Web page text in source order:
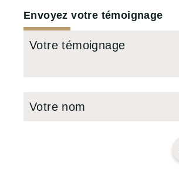
Envoyez votre témoignage